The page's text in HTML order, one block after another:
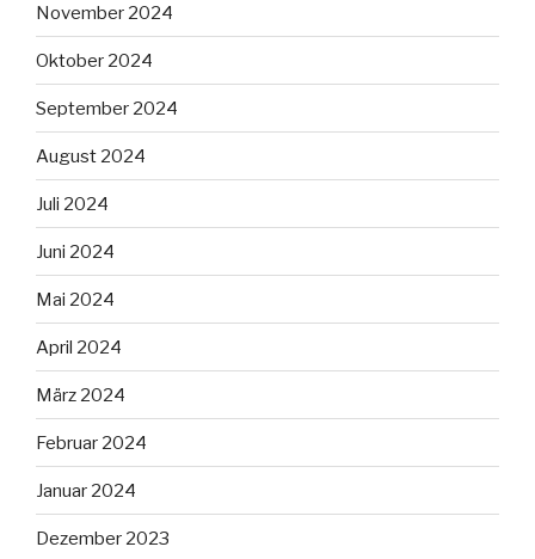
November 2024
Oktober 2024
September 2024
August 2024
Juli 2024
Juni 2024
Mai 2024
April 2024
März 2024
Februar 2024
Januar 2024
Dezember 2023